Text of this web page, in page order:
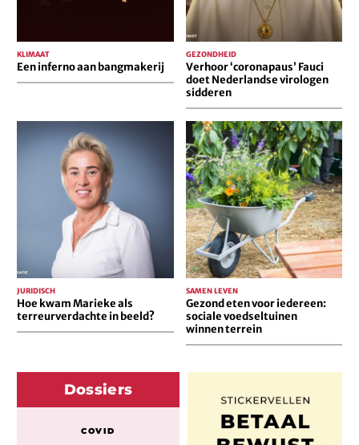
Een inferno aan bangmakerij
KLIMAAT
Verhoor ‘coronapaus’ Fauci
doet Nederlandse virologen
sidderen
GEZONDHEID
terreurverdachte
Hoe kwam Marieke als
terreurverdachte in beeld?
JURIDISCH
Gezond
eten
voor
iedereen:
sociale
voedseltuinen
winnen
terrein
Gezond eten voor iedereen:
sociale voedseltuinen
winnen terrein
SAMEN LEVEN
Dossiers
COVID